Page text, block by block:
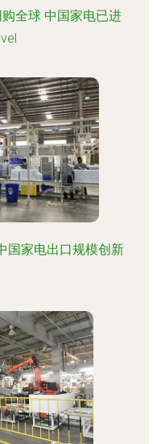
全球 中国家电已进
国家电出口规模创新